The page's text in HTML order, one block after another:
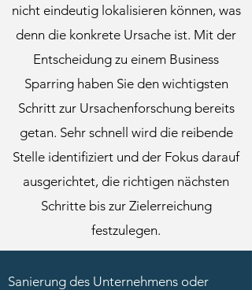
nicht eindeutig lokalisieren können, was
denn die konkrete Ursache ist. Mit der
Entscheidung zu einem Business
Sparring haben Sie den wichtigsten
Schritt zur Ursachenforschung bereits
getan. Sehr schnell wird die reibende
Stelle identifiziert und der Fokus darauf
ausgerichtet, die richtigen nächsten
Schritte bis zur Zielerreichung
festzulegen.
Sanierung des Unternehmens oder